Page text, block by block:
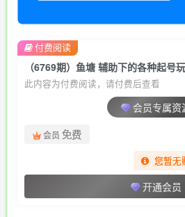
此内容为付费阅读，请付费后查看
会员专属资
会员 免费
您暂无
开通会员
付费阅读